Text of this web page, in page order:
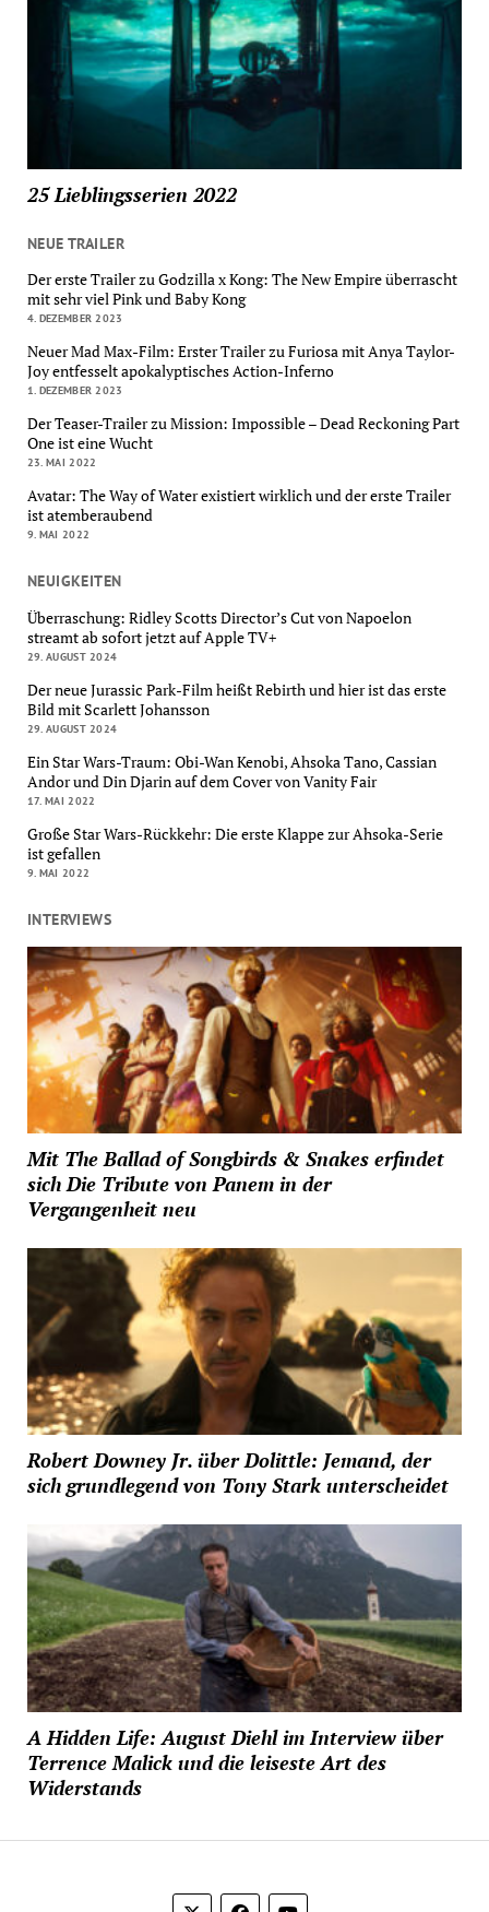
25 Lieblingsserien 2022
NEUE TRAILER
Der erste Trailer zu Godzilla x Kong: The New Empire überrascht
mit sehr viel Pink und Baby Kong
4. DEZEMBER 2023
Neuer Mad Max-Film: Erster Trailer zu Furiosa mit Anya Taylor-
Joy entfesselt apokalyptisches Action-Inferno
1. DEZEMBER 2023
Der Teaser-Trailer zu Mission: Impossible – Dead Reckoning Part
One ist eine Wucht
23. MAI 2022
Avatar: The Way of Water existiert wirklich und der erste Trailer
ist atemberaubend
9. MAI 2022
NEUIGKEITEN
Überraschung: Ridley Scotts Director’s Cut von Napoelon
streamt ab sofort jetzt auf Apple TV+
29. AUGUST 2024
Der neue Jurassic Park-Film heißt Rebirth und hier ist das erste
Bild mit Scarlett Johansson
29. AUGUST 2024
Ein Star Wars-Traum: Obi-Wan Kenobi, Ahsoka Tano, Cassian
Andor und Din Djarin auf dem Cover von Vanity Fair
17. MAI 2022
Große Star Wars-Rückkehr: Die erste Klappe zur Ahsoka-Serie
ist gefallen
9. MAI 2022
INTERVIEWS
Mit The Ballad of Songbirds & Snakes erfindet
sich Die Tribute von Panem in der
Vergangenheit neu
Robert Downey Jr. über Dolittle: Jemand, der
sich grundlegend von Tony Stark unterscheidet
A Hidden Life: August Diehl im Interview über
Terrence Malick und die leiseste Art des
Widerstands